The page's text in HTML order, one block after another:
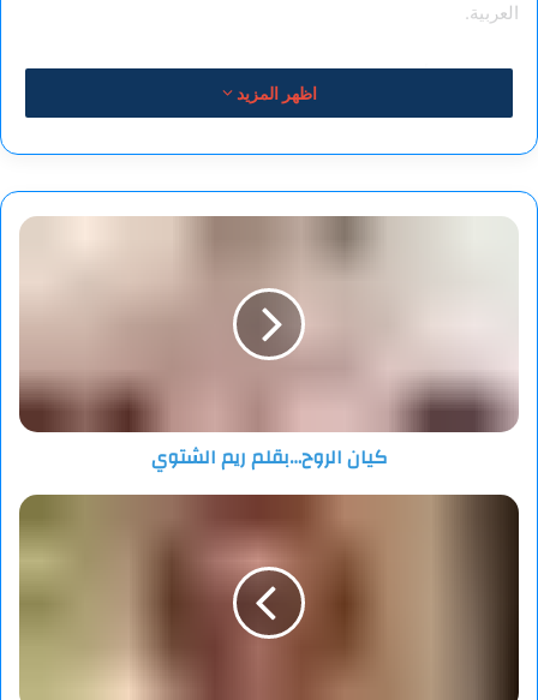
العربية.
وقال رجل الأعمال علي سالم، رئيس مجلس إدارة شركة الشحنة
الكهربائية، إن الاجتماع ناقش ضرورة التوسع في إقامة مشروعات
تتطلب تنسيقًا أكبر بين القطاعين الصناعي والاستثماري في مختلف
الدول العربية.
المهندس علي سالم : لجنة التعاون العربي باتحاد الصناعات تبحث
دعم التكامل الصناعي وزيادة الاستثمارات والمشروعات العربية
اظهر المزيد
كيان
كيان الروح…بقلم ريم الشتوي
وغفا